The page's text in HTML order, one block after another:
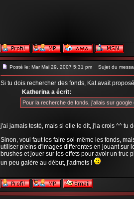
Posté le: Mar Mai 29, 2007 5:31 pm Sujet du
Si tu dois rechercher des fonds, Kat avait
Katherina a écrit:
Pour la recherche de fonds, j'allais sur
j'ai jamais testé, mais si elle le dit, j'la crois ^^ tu
Sinon, voui faut les faire soi-même les fonds,
utiliser pleins d'images differentes en jouant sur
brushes et jouer sur les effets pour avoir un truc
un peu galère au début, j'admets !